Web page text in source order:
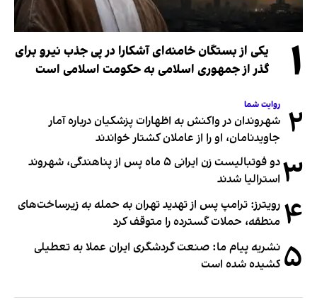
۱
یکی از بستگان خامنه‌ای آشکارا در پی جذب نیرو برای
گذر از جمهوری اسلامی به حکومت اسلامی است
۲ روایت شما
شهروندان در واکنش به اظهارات پزشکیان درباره آمار
جاویدنامان، او را از عاملان کشتار خواندند
۳
دو فوتبالیست زن ایرانی ۵ ماه پس از پناهندگی، شهروند
استرالیا شدند
۴ رویترز: ترامپ پس از تهدید تهران به حمله به زیرساخت‌های
منطقه، حملات گسترده را متوقف کرد
۵ نشریه پیام ما: صنعت گردشگری ایران عملا به تعطیلی
کشیده شده است